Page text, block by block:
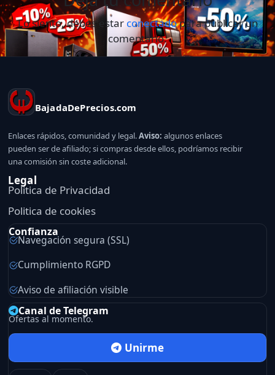
Lo siento, debes estar conectadopara publicar un
comentario.
BajadaDePrecios.com
Enlaces rápidos, comunidad y legal.Aviso: algunos enlaces
pueden ser de afiliado; si compras desde ellos, podríamos recibir
una comisión sin coste adicional.
Legal
Politica de Privacidad
Politica de cookies
Confianza
Navegación segura (SSL)
Cumplimiento RGPD
Aviso de afiliación visible
Canal de Telegram
Ofertas al momento.
Unirme